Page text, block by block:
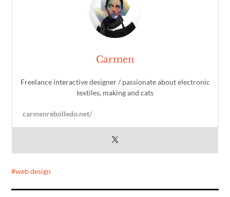
Carmen
Freelance interactive designer / passionate about electronic
textiles, making and cats
carmenrebolledo.net/
web design